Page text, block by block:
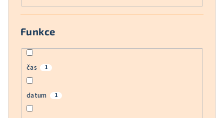
Funkce
čas 1
datum 1